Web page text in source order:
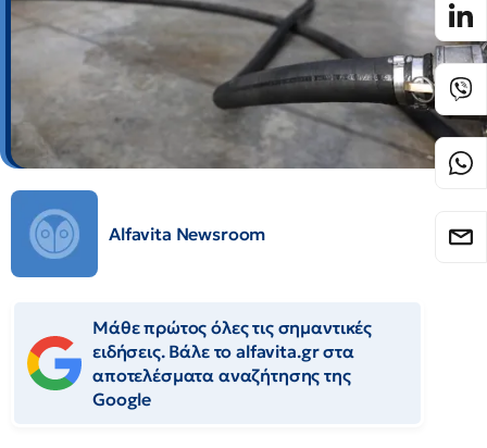
Alfavita Newsroom
Μάθε πρώτος όλες τις σημαντικές
ειδήσεις. Βάλε το alfavita.gr στα
αποτελέσματα αναζήτησης της
Google